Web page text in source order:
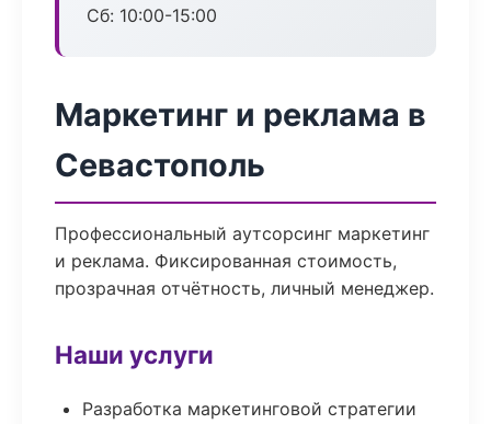
Сб: 10:00-15:00
Маркетинг и реклама в
Севастополь
Профессиональный аутсорсинг маркетинг
и реклама. Фиксированная стоимость,
прозрачная отчётность, личный менеджер.
Наши услуги
Разработка маркетинговой стратегии